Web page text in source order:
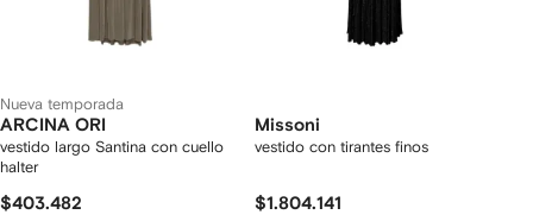
Nueva temporada
ARCINA ORI
vestido largo Santina con cuello
halter
$403.482
Missoni
vestido con tirantes finos
$1.804.141